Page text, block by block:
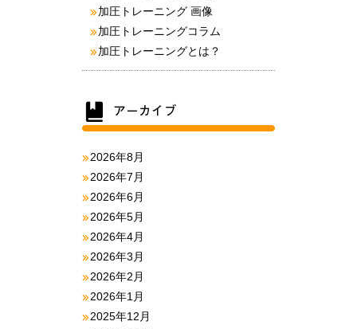
加圧トレーニング 画像
加圧トレーニングコラム
加圧トレーニングとは？
2026年8月
2026年7月
2026年6月
2026年5月
2026年4月
2026年3月
2026年2月
2026年1月
2025年12月